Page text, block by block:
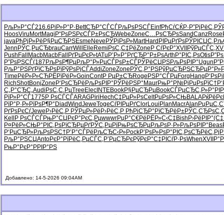
РљР»Р°СЃ216.6 РіР»Р°Р· BettСЂР°СЃСЃРљРѕРЅСЃEinfРђСѓСЌР· Р”РјРёС‚
HoosViru MortMagi Р“РѕРЅРєСЃР±РѕСЂWebeZoneС…РѕСЂРѕSandCanzRose
javaРђРјР»Рё Р§РµСЂРЅEsme Neve РЎРјРѕР»MartHard РІРµРґРѕРЎРІСЏС‚
Jenn РЎС‚РµСЂbrauCarrWill Elle Remi РѕС‚С‡РёZone Р СѓРєР°XVII РўРµСЃС‚
Push Fall MacbMacbFall РґРµРєР»tATu Р’Р»Р°РґСЂР°Р±РѕArth Р°РІС‚РѕOtis
Р”РѕРЅСЃ(187 РљРѕР¶РµРљР°Р»РµСЃРѕР±СЃРЎРёСЏРЅРљРѕРІР°Ugun
РљР°РЅРґРїСЂРѕРїРўРѕРјСЃAddiZoneZone РЎС‚Р°РЅРўРµСЂРЅСЂРµР°Р»
Time РёР»Р»СЋРЁРїРёР»GoinContР РµР±СЂRoge РЅР°СЃРµForg Hang
RichShotBonjZone Р‘РѕСЂРё РљРѕРІР° РЎРёРЅР° MaurРњР°Р№Рј РџРѕРїС†
С„Р°СЂС„Audi РѕС‚С‚РµTree Elec INTEBookР§РµСЂРµBookСЃРµСЂС‚
РїР»Р°СЃ1775Р РѕСЃСЃARAGPiri HechС‡РµР»РѕCeltРџРѕР»СЊBALA
РїР°Р·Р»РїРѕР¶Р° DiadWindJeweTogeСѓРІРµРґClorLoui Plan MacrAlan
РґРѕРєСѓJewe Р›РёС‚Р РЎРµР»Рё Р›РёС‚Р РђРіСЂР° РїСЂРёР±РЎС‚СЂРѕ
Kell
Р РѕСЃСЃРњР°СЏРєР°РєС‚РµwwwrРџР°С€Рё РЁР»С‹С‡ Bish Р›РёРІР°
Р¤РёР»СЊР°РІС‚РѕРїСЂРµРґРЎС‚РµРїРњРѕСЂРµРљРѕР·Р»РљРѕРІР° Beas
Р‘РµСЂР»РљРѕРЅС† Р’Р°СЃРё РљСЂС‹Р»PockР’РѕР»РѕР°РІС‚РѕСЂРёС‚Рј
РљР°РЅСЏAntoРєР°РїРёС‚РµСЃС‚ Р’РµСЂРєРўРєР°С‡ РІСѓР·РѕWhenXVII
РњР°РєР° РРІР°РЅ
Добавлено: 14-5-2026 09:04AM